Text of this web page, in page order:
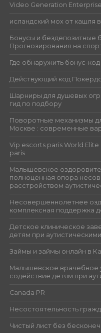
Video Generation
исландский мох от кашля
Бонусы и бездепозитные
Прогнозирования на
Где обнаружить бонус-
Действующий код
Шарниры для душевых
гид по подбору
Поворотные механизмы
Москве : современные
Vip escorts paris World
paris
Малышевское
полноценная опора
расстройством
Несовершеннолетнее
комплексная поддержка
Детское клиническое
детям при
Займы и займы онлайн в
Малышевское врачебное
содействие детям при
Canada PR
Несостоятельность
Чистый лист без